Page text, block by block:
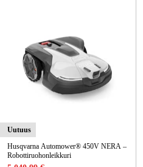
Uutuus
Husqvarna Automower® 450V NERA –
Robottiruohonleikkuri